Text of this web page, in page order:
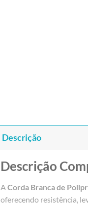
Descrição
Descrição
A Corda Branca de
oferecendo resistência,